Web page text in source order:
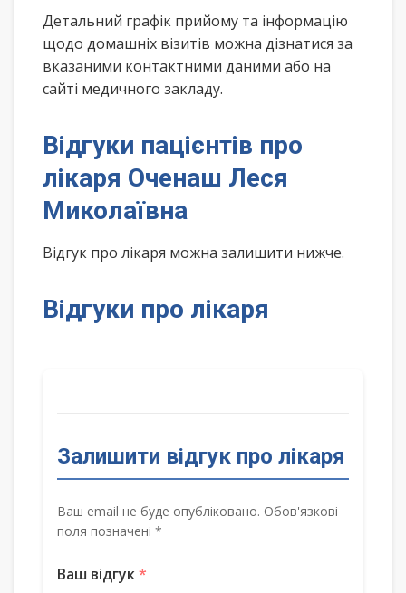
Детальний графік прийому та інформацію
щодо домашніх візитів можна дізнатися за
вказаними контактними даними або на
сайті медичного закладу.
Відгуки пацієнтів про
лікаря Оченаш Леся
Миколаївна
Відгук про лікаря можна залишити нижче.
Відгуки про лікаря
Залишити відгук про лікаря
Ваш email не буде опубліковано. Обов'язкові
поля позначені *
Ваш відгук*